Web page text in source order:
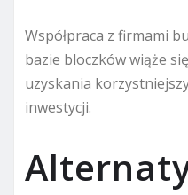
Współpraca z firmami
bazie bloczków wiąże
uzyskania
inwestycji.